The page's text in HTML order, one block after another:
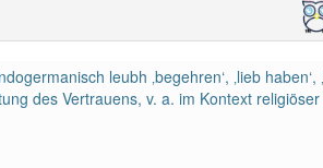
leubh ‚begehren‘, ‚lieb haben‘,
des Vertrauens, v. a. im Kontext